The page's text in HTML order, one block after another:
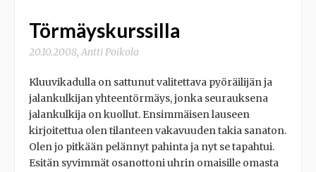
Törmäyskurssilla
20.10.2008,Antti Poikola
Kluuvikadulla on sattunut valitettava pyöräilijän ja
jalankulkijan yhteentörmäys, jonka seurauksena
jalankulkija on kuollut. Ensimmäisen lauseen
kirjoitettua olen tilanteen vakavuuden takia sanaton.
Olen jo pitkään pelännyt pahinta ja nyt se tapahtui.
Esitän syvimmät osanottoni uhrin omaisille omasta